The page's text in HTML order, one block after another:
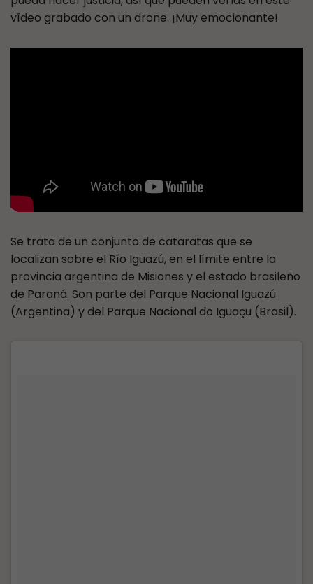
vídeo grabado con un drone. ¡Muy emocionante!
Se trata de un conjunto de cataratas que se
localizan sobre el Río Iguazú, en el límite entre la
provincia argentina de Misiones y el estado brasileño
de Paraná. Son parte del Parque Nacional Iguazú
(Argentina) y del Parque Nacional do Iguaçu (Brasil).